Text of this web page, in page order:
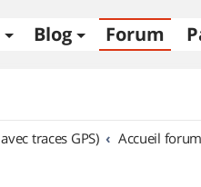
Blog Forum
traces GPS)
Accueil forum